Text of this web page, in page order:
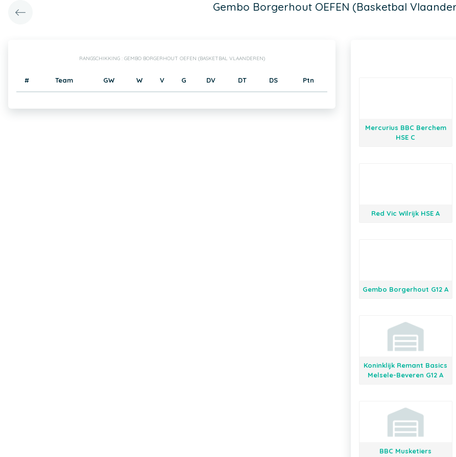
Gembo Borgerhout OEFEN (Basketbal
RANGSCHIKKING : GEMBO BORGERHOUT OEFEN (BASKETBAL VLAANDEREN)
# Team GW W V G DV DT DS Ptn
Mercurius BBC Berchem
HSE C
Red Vic Wilrijk HSE A
Gembo Borgerhout G12 A
Koninklijk Remant Basics
Melsele-Beveren G12 A
BBC Musketiers